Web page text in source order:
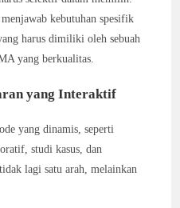
kebutuhan spesifik
harus dimiliki oleh sebuah
yang berkualitas.
yang Interaktif
yang dinamis, seperti
studi kasus, dan
lagi satu arah, melainkan